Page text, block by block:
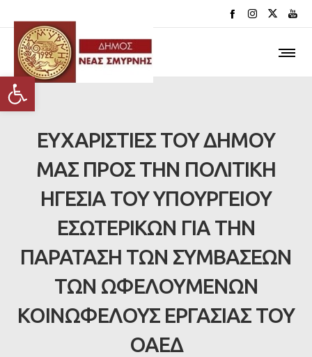
Ανοίξτε τη γραμμή εργαλείων
ΕΥΧΑΡΙΣΤΙΕΣ ΤΟΥ ΔΗΜΟΥ
ΜΑΣ ΠΡΟΣ ΤΗΝ ΠΟΛΙΤΙΚΗ
ΗΓΕΣΙΑ ΤΟΥ ΥΠΟΥΡΓΕΙΟΥ
ΕΣΩΤΕΡΙΚΩΝ ΓΙΑ ΤΗΝ
ΠΑΡΑΤΑΣΗ ΤΩΝ ΣΥΜΒΑΣΕΩΝ
ΤΩΝ ΩΦΕΛΟΥΜΕΝΩΝ
ΚΟΙΝΩΦΕΛΟΥΣ ΕΡΓΑΣΙΑΣ ΤΟΥ
ΟΑΕΔ